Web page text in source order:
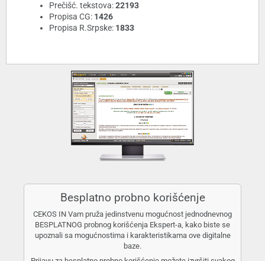
Prečišć. tekstova:22193
Propisa CG: 1426
Propisa R.Srpske: 1833
Besplatno probno korišćenje
CEKOS IN Vam pruža jedinstvenu mogućnost jednodnevnog
BESPLATNOG probnog korišćenja Ekspert-a, kako biste se
upoznali sa mogućnostima i karakteristikama ove digitalne
baze.